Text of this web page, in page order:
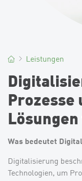
Was bedeutet
Digitalisierung
Technologien, um
Leistungen